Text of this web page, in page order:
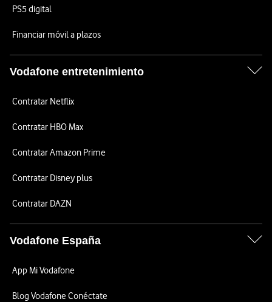
PS5 digital
Financiar móvil a plazos
Vodafone entretenimiento
Contratar Netflix
Contratar HBO Max
Contratar Amazon Prime
Contratar Disney plus
Contratar DAZN
Vodafone España
App Mi Vodafone
Blog Vodafone Conéctate